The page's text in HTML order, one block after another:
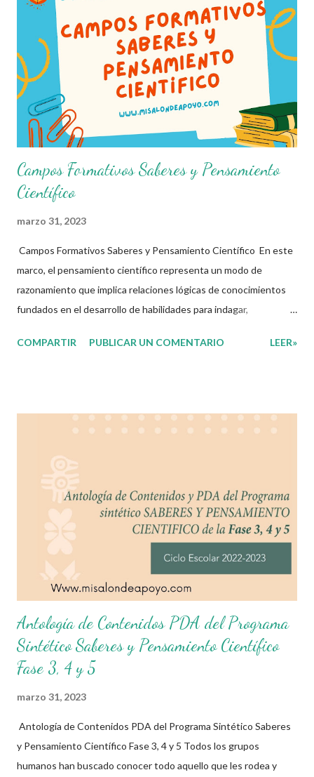
Campos Formativos Saberes y Pensamiento
Científico
marzo 31, 2023
Campos Formativos Saberes y Pensamiento Científico En este
marco, el pensamiento científico representa un modo de
razonamiento que implica relaciones lógicas de conocimientos
fundados en el desarrollo de habilidades para indagar,
anterior se articula con el desarrollo del pensamiento
posibilidad de articular en el aula las ideas científicas y las
herramientas conceptuales para enfrentar los complejos
problemas del mundo actual. Agradecemos a los creadores de
estos increibles archivos ya que gracias a su dedicacion y trabajo
podemos gozar de estas planeaciones didacticas, recuerden
que nosotros solo los compartimos con fines educativos,
didácticos e informativos.😄 Obtén documento co...
COMPARTIR PUBLICAR UN COMENTARIO LEER»
Antología de Contenidos PDA del Programa
Sintético Saberes y Pensamiento Científico
Fase 3, 4 y 5
marzo 31, 2023
Antología de Contenidos PDA del Programa Sintético Saberes
y Pensamiento Científico Fase 3, 4 y 5 Todos los grupos
humanos han buscado conocer todo aquello que les rodea y